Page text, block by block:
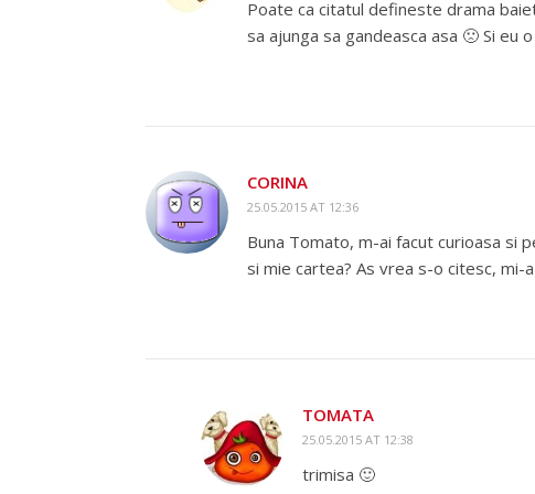
Poate ca citatul defineste drama
sa ajunga sa gandeasca asa 🙁 Si
CORINA
25.05.2015 AT 12:36
Buna Tomato, m-ai facut curioasa si
si mie cartea? As vrea s-o citesc,
TOMATA
25.05.2015 AT 12:38
trimisa 🙂